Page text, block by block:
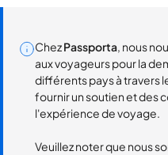
ChezPassporta, nous
aux voyageurs pour la
différents pays à travers
fournir un soutien et des
l'expérience de voyage.
Veuillez noter que nous